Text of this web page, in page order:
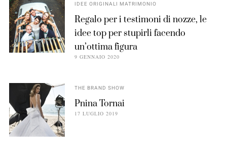
IDEE ORIGINALI MATRIMONIO
Regalo per i testimoni di nozze, le
idee top per stupirli facendo
un’ottima figura
9 GENNAIO 2020
THE BRAND SHOW
Pnina Tornai
17 LUGLIO 2019